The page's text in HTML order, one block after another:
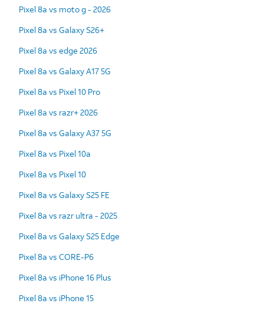
Pixel 8a vs moto g - 2026
Pixel 8a vs Galaxy S26+
Pixel 8a vs edge 2026
Pixel 8a vs Galaxy A17 5G
Pixel 8a vs Pixel 10 Pro
Pixel 8a vs razr+ 2026
Pixel 8a vs Galaxy A37 5G
Pixel 8a vs Pixel 10a
Pixel 8a vs Pixel 10
Pixel 8a vs Galaxy S25 FE
Pixel 8a vs razr ultra - 2025
Pixel 8a vs Galaxy S25 Edge
Pixel 8a vs CORE-P6
Pixel 8a vs iPhone 16 Plus
Pixel 8a vs iPhone 15